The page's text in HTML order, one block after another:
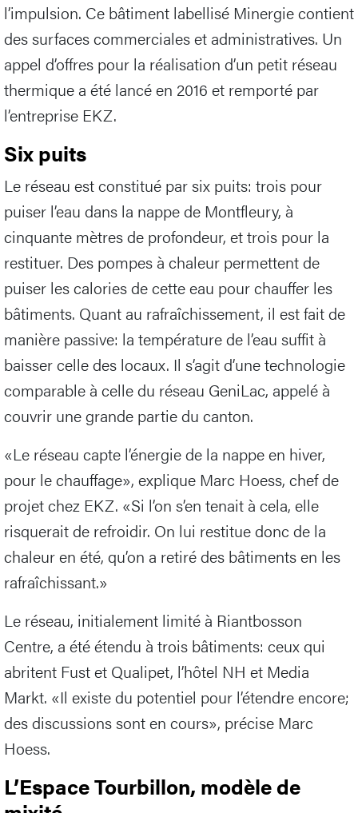
l’impulsion. Ce bâtiment labellisé Minergie contient
des surfaces commerciales et administratives. Un
appel d’offres pour la réalisation d’un petit réseau
thermique a été lancé en 2016 et remporté par
l’entreprise EKZ.
Six puits
Le réseau est constitué par six puits: trois pour
puiser l’eau dans la nappe de Montfleury, à
cinquante mètres de profondeur, et trois pour la
restituer. Des pompes à chaleur permettent de
puiser les calories de cette eau pour chauffer les
bâtiments. Quant au rafraîchissement, il est fait de
manière passive: la température de l’eau suffit à
baisser celle des locaux. Il s’agit d’une technologie
comparable à celle du réseau GeniLac, appelé à
couvrir une grande partie du canton.
«Le réseau capte l’énergie de la nappe en hiver,
pour le chauffage», explique Marc Hoess, chef de
projet chez EKZ. «Si l’on s’en tenait à cela, elle
risquerait de refroidir. On lui restitue donc de la
chaleur en été, qu’on a retiré des bâtiments en les
rafraîchissant.»
Le réseau, initialement limité à Riantbosson
Centre, a été étendu à trois bâtiments: ceux qui
abritent Fust et Qualipet, l’hôtel NH et Media
Markt. «Il existe du potentiel pour l’étendre encore;
des discussions sont en cours», précise Marc
Hoess.
L’Espace Tourbillon, modèle de